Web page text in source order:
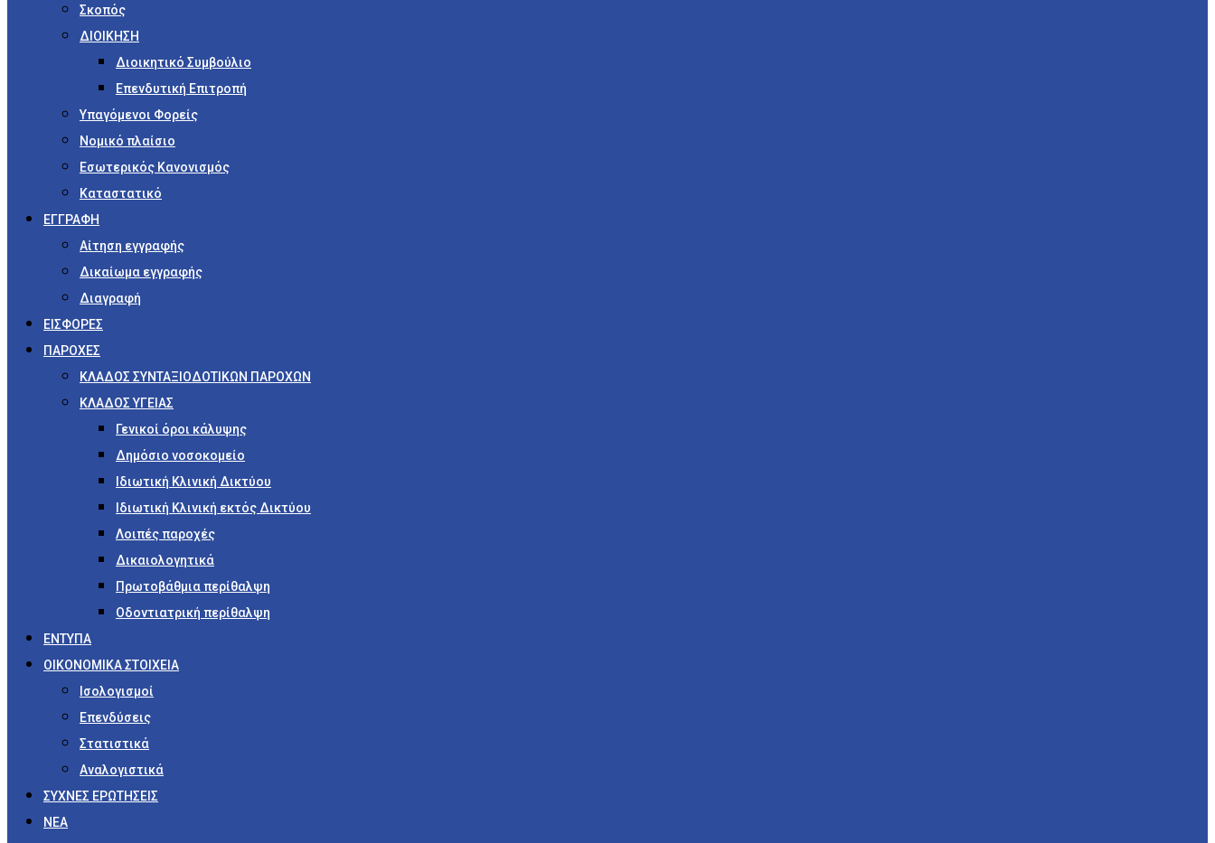
Σκοπός
ΔΙΟΙΚΗΣΗ
Διοικητικό Συμβούλιο
Επενδυτική Επιτροπή
Υπαγόμενοι Φορείς
Νομικό πλαίσιο
Εσωτερικός Κανονισμός
Καταστατικό
ΕΓΓΡΑΦΗ
Αίτηση εγγραφής
Δικαίωμα εγγραφής
Διαγραφή
ΕΙΣΦΟΡΕΣ
ΠΑΡΟΧΕΣ
ΚΛΑΔΟΣ ΣΥΝΤΑΞΙΟΔΟΤΙΚΩΝ ΠΑΡΟΧΩΝ
ΚΛΑΔΟΣ ΥΓΕΙΑΣ
Γενικοί όροι κάλυψης
Δημόσιο νοσοκομείο
Ιδιωτική Κλινική Δικτύου
Ιδιωτική Κλινική εκτός Δικτύου
Λοιπές παροχές
Δικαιολογητικά
Πρωτοβάθμια περίθαλψη
Οδοντιατρική περίθαλψη
ΕΝΤΥΠΑ
ΟΙΚΟΝΟΜΙΚΑ ΣΤΟΙΧΕΙΑ
Ισολογισμοί
Επενδύσεις
Στατιστικά
Αναλογιστικά
ΣΥΧΝΕΣ ΕΡΩΤΗΣΕΙΣ
ΝΕΑ